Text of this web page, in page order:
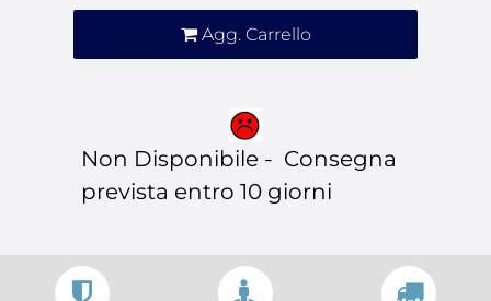
Agg. Carrello
Non Disponibile - Consegna
prevista entro 10 giorni